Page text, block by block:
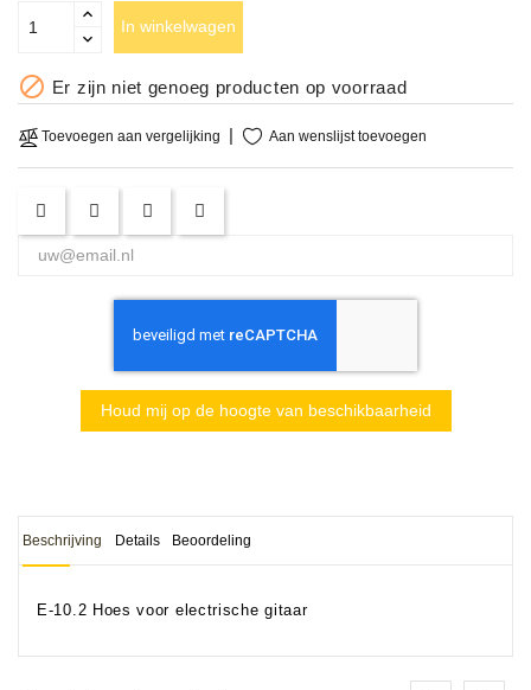
OCCASIONS
DEMONSTRATIES
&
CLINICS
VERHUUR,
SERVICE
In winkelwagen
 Er zijn niet genoeg producten op voorraad
Toevoegen aan vergelijking Aan wenslijst toevoegen
Houd mij op de hoogte van beschikbaarheid
Beschrijving Details Beoordeling
E-10.2 Hoes voor electrische gitaar